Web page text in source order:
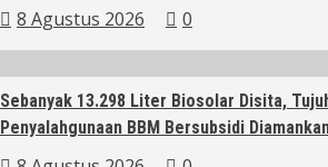
8 Agustus 2026 0
Sebanyak 13.298 Liter Biosolar Disita,
Penyalahgunaan BBM Bersubsidi